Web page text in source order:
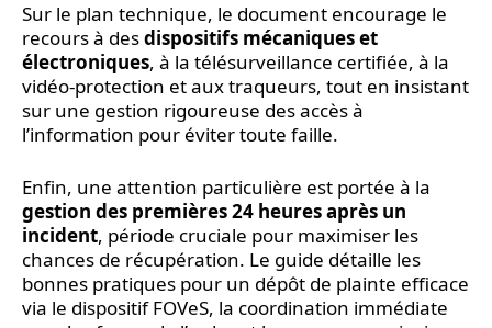
Sur le plan technique, le document encourage le
recours à desdispositifs mécaniques et
électroniques, à la télésurveillance certifiée, à la
vidéo-protection et aux traqueurs, tout en insistant
sur une gestion rigoureuse des accès à
l’information pour éviter toute faille.
Enfin, une attention particulière est portée à la
gestion des premières 24 heures après un
incident, période cruciale pour maximiser les
chances de récupération. Le guide détaille les
bonnes pratiques pour un dépôt de plainte efficace
via le dispositif FOVeS, la coordination immédiate